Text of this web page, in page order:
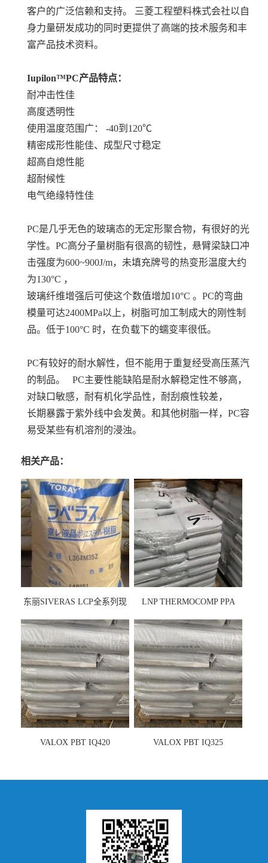
客户的广泛信赖和支持。 三菱工程塑料株式会社以自
身力量研发成功的同时更提供了高端的技术服务和丰
富产品技术资料。
Iupilon™PC产品特点：
耐冲击性佳
高度透明性
使用温度范围广： -40到120℃
精密成形性能佳、成型尺寸稳定
超高自熄性能
超耐候性
电气绝缘特性佳
PC是几乎无色的玻璃态的无定形聚合物，有很好的光
学性。PC高分子量树脂有很高的韧性，悬臂梁缺口冲
击强度为600~900J/m，未填充牌号的热变形温度大约
为130°C ，
玻璃纤维增强后可使这个数值增加10°C 。PC的弯曲
模量可达2400MPa以上，树脂可加工制成大的刚性制
品。低于100°C 时，在负载下的蠕变率很低。
PC有较好的耐水解性，但不能用于重复经受高压蒸汽
的制品。 PC主要性能缺陷是耐水解稳定性不够高，
对缺口敏感，耐有机化学品性，耐刮痕性较差，
长期暴露于紫外线中会发黄。和其他树脂一样，PC容
易受某些有机溶剂的浸浊。
相关产品：
东丽SIVERAS LCP全系列现
LNP THERMOCOMP PPA
VALOX PBT IQ420 VALOX PBT IQ325